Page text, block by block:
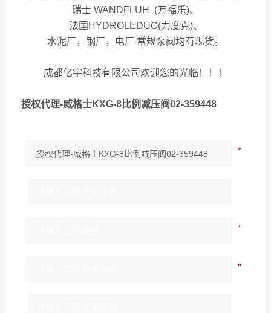
瑞士 WANDFLUH (万福乐)、
法国HYDROLEDUC(力度克)、
水泥厂，钢厂，电厂 常规泵阀均有现货。
成都亿宇科技有限公司欢迎您的光临！！！
授权代理-威格士KXG-8比例减压阀02-359448